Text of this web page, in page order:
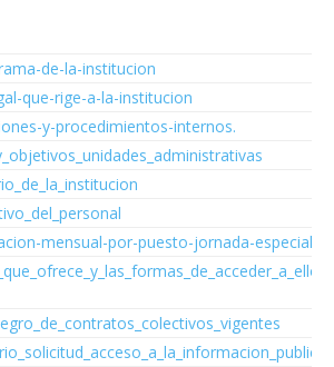
de-la-institucion
que-rige-a-la-institucion
y-procedimientos-internos.
mensual-por-puesto-jornada-especial